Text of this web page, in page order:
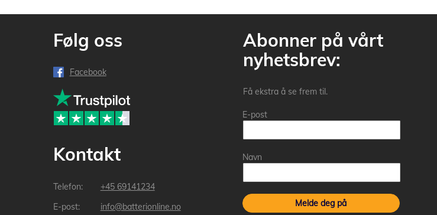
Følg oss
Facebook
Kontakt
+45 69141234
info@batterionline.no
Abonner på vårt
nyhetsbrev:
Få ekstra å se frem til.
E-post
Navn
Melde deg på